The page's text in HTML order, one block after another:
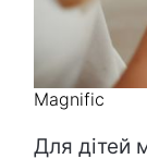
Magnific
Для дітей